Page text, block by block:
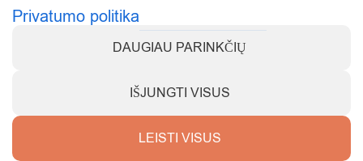
Visos teisės saugomos © 2025KarstiVejai.lt
Privatumo politika
DAUGIAU PARINKČIŲ
IŠJUNGTI VISUS
LEISTI VISUS